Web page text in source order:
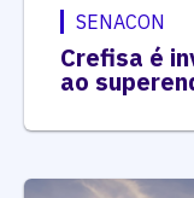
SENACON
Crefisa é
ao